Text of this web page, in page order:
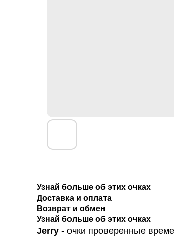
Узнай больше об этих очках
Доставка и оплата
Возврат и обмен
Узнай больше об этих очках
Jerry - очки проверенные